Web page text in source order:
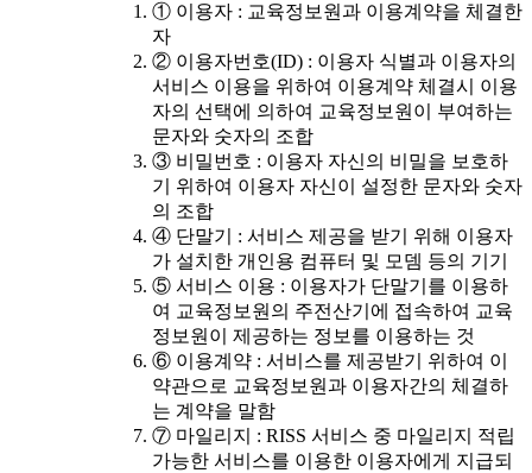
① 이용자 : 교육정보원과 이용계약을 체결한
자
② 이용자번호(ID) : 이용자 식별과 이용자의
서비스 이용을 위하여 이용계약 체결시 이용
자의 선택에 의하여 교육정보원이 부여하는
문자와 숫자의 조합
③ 비밀번호 : 이용자 자신의 비밀을 보호하
기 위하여 이용자 자신이 설정한 문자와 숫자
의 조합
④ 단말기 : 서비스 제공을 받기 위해 이용자
가 설치한 개인용 컴퓨터 및 모뎀 등의 기기
⑤ 서비스 이용 : 이용자가 단말기를 이용하
여 교육정보원의 주전산기에 접속하여 교육
정보원이 제공하는 정보를 이용하는 것
⑥ 이용계약 : 서비스를 제공받기 위하여 이
약관으로 교육정보원과 이용자간의 체결하
는 계약을 말함
⑦ 마일리지 : RISS 서비스 중 마일리지 적립
가능한 서비스를 이용한 이용자에게 지급되